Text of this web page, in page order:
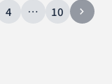
4 … 10